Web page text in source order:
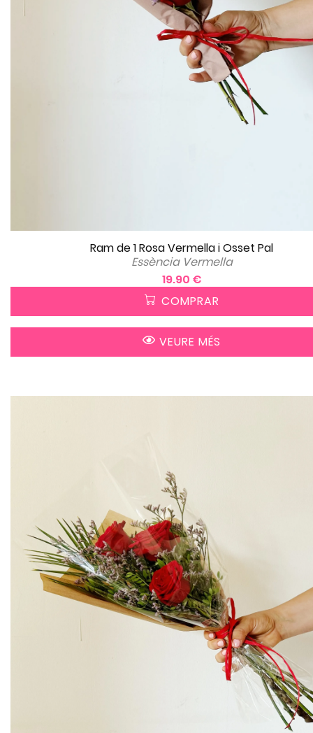
Ram de 1 Rosa Vermella i Osset Pal
Essència Vermella
19.90 €
COMPRAR
VEURE MÉS